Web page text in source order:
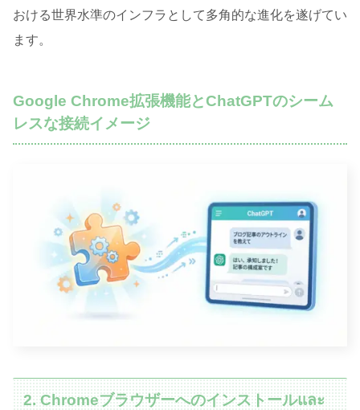
おける世界水準のインフラとして多角的な進化を遂げてい
ます。
Google Chrome拡張機能とChatGPTのシーム
レスな接続イメージ
2. Chromeブラウザーへのインストールและ